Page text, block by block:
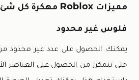
مميزات Roblox مهكرة كل شئ مجانا 2024
فلوس غير محدود
حتى تتمكن من الحصول على العناصر